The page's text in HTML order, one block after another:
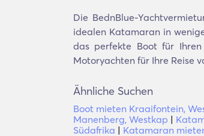
Die BednBlue-
idealen Katamaran in
das perfekte Boot für Ihren
Motoryachten für Ihre Reise
Ähnliche Suchen
Boot mieten Kraaifontein,
Manenberg, Westkap |
Südafrika | Katamaran